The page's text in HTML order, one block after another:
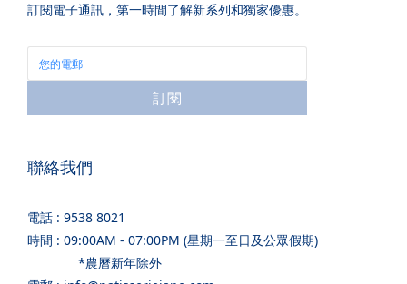
訂閱電子通訊，第一時間了解新系列和獨家優惠。
訂閱
聯絡我們
電話 : 9538 8021
時間 : 09:00AM - 07:00PM (星期一至日及公眾假期)
*農曆新年除外